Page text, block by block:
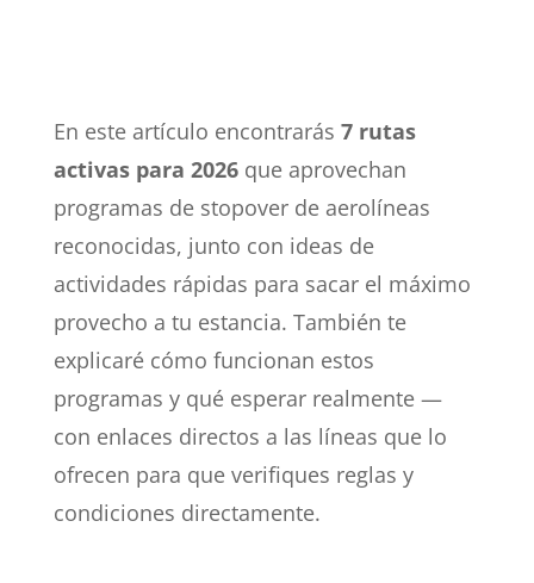
En este artículo encontrarás 7 rutas
activas para 2026que aprovechan
programas de stopover de aerolíneas
reconocidas, junto con ideas de
actividades rápidas para sacar el máximo
provecho a tu estancia. También te
explicaré cómo funcionan estos
programas y qué esperar realmente —
con enlaces directos a las líneas que lo
ofrecen para que verifiques reglas y
condiciones directamente.